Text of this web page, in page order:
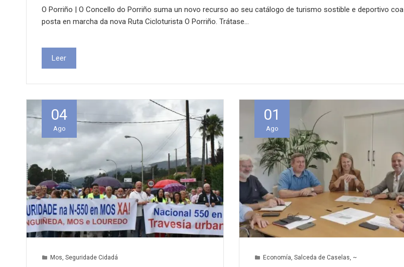
O Porriño | O Concello do Porriño suma un novo recurso ao seu catálogo de turismo sostible e deportivo coa
posta en marcha da nova Ruta Cicloturista O Porriño. Trátase…
Leer
04
Ago
Mos Seguridade Cidadá
01
Ago
Economía ,Salceda de Caselas ~